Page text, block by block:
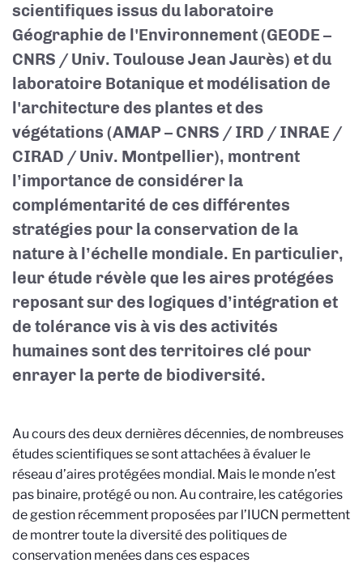
scientifiques issus du laboratoire
Géographie de l'Environnement (GEODE –
CNRS / Univ. Toulouse Jean Jaurès) et du
laboratoire Botanique et modélisation de
l'architecture des plantes et des
végétations (AMAP – CNRS / IRD / INRAE /
CIRAD / Univ. Montpellier), montrent
l’importance de considérer la
complémentarité de ces différentes
stratégies pour la conservation de la
nature à l’échelle mondiale. En particulier,
leur étude révèle que les aires protégées
reposant sur des logiques d’intégration et
de tolérance vis à vis des activités
humaines sont des territoires clé pour
enrayer la perte de biodiversité.
Au cours des deux dernières décennies, de nombreuses
études scientifiques se sont attachées à évaluer le
réseau d’aires protégées mondial. Mais le monde n’est
pas binaire, protégé ou non. Au contraire, les catégories
de gestion récemment proposées par l’IUCN permettent
de montrer toute la diversité des politiques de
conservation menées dans ces espaces